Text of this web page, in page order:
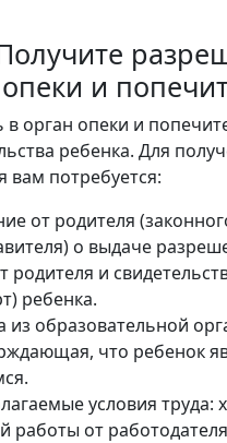
и
в орган опеки и
ребенка. Для
вам потребуется:
от родителя
о выдаче
родителя и
ребенка.
из образовательной
что ребенок
условия труда:
работы от